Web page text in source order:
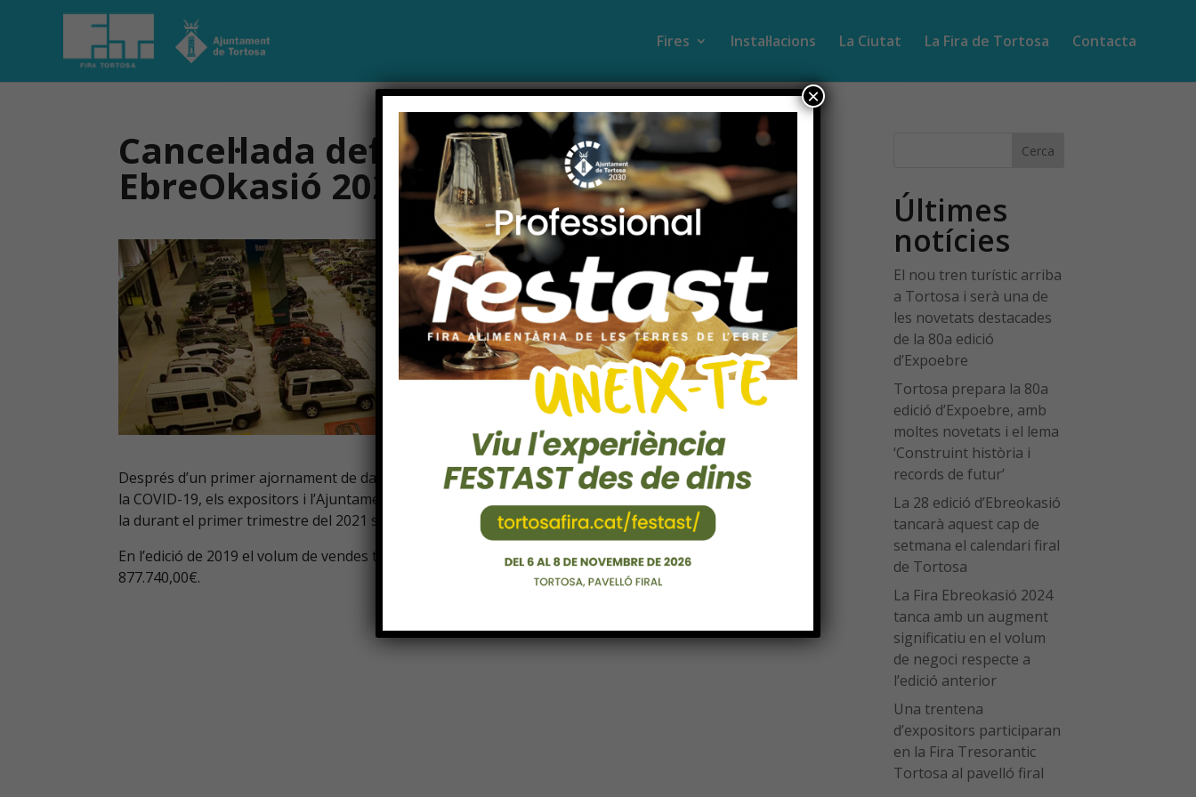
Fires Instal·lacions La Ciutat La Fira de Tortosa Contacta
Cancel·lada definitivament la fira
EbreOkasió 2020
Després d’un primer ajornament de dates del mes d’octubre a novembre causa de les noves mesures de
la COVID-19, els expositors i l’Ajuntament de Tortosa hi han acordat anul·lar l’edició d’en guany, per fer-
la durant el primer trimestre del 2021 si les condicions ens ho permeten.
En l’edició de 2019 el volum de vendes totals va ser de 54 vehicles amb un volum de negoci de
877.740,00€.
Cerca
Últimes
notícies
El nou tren turístic arriba
a Tortosa i serà una de
les novetats destacades
de la 80a edició
d’Expoebre
Tortosa prepara la 80a
edició d’Expoebre, amb
moltes novetats i el lema
‘Construint història i
records de futur’
La 28 edició d’Ebreokasió
tancarà aquest cap de
setmana el calendari firal
de Tortosa
La Fira Ebreokasió 2024
tanca amb un augment
significatiu en el volum
de negoci respecte a
l’edició anterior
Una trentena
d’expositors participaran
en la Fira Tresorantic
Tortosa al pavelló firal
×